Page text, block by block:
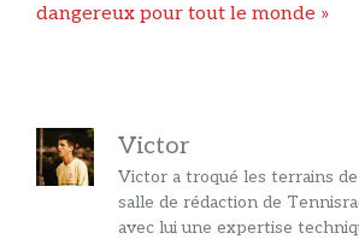
dangereux pour tout le monde »
Victor
Victor a troqué les terrains
salle de rédaction de
avec lui une expertise